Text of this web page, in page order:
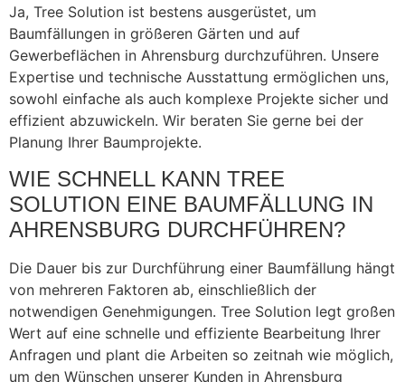
Ja, Tree Solution ist bestens ausgerüstet, um
Baumfällungen in größeren Gärten und auf
Gewerbeflächen in Ahrensburg durchzuführen. Unsere
Expertise und technische Ausstattung ermöglichen uns,
sowohl einfache als auch komplexe Projekte sicher und
effizient abzuwickeln. Wir beraten Sie gerne bei der
Planung Ihrer Baumprojekte.
WIE SCHNELL KANN TREE
SOLUTION EINE BAUMFÄLLUNG IN
AHRENSBURG DURCHFÜHREN?
Die Dauer bis zur Durchführung einer Baumfällung hängt
von mehreren Faktoren ab, einschließlich der
notwendigen Genehmigungen. Tree Solution legt großen
Wert auf eine schnelle und effiziente Bearbeitung Ihrer
Anfragen und plant die Arbeiten so zeitnah wie möglich,
um den Wünschen unserer Kunden in Ahrensburg